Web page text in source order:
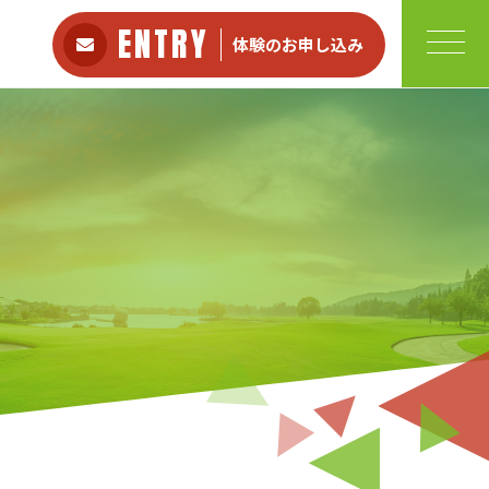
ENTRY 体験のお申し込み